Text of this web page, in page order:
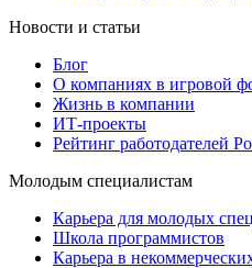
Новости и статьи
Блог
О компаниях в игровой
Жизнь в компании
ИТ-проекты
Рейтинг работодателей
Молодым специалистам
Карьера для молодых
Школа программистов
Карьера в